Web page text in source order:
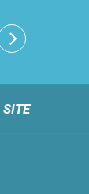
SITE